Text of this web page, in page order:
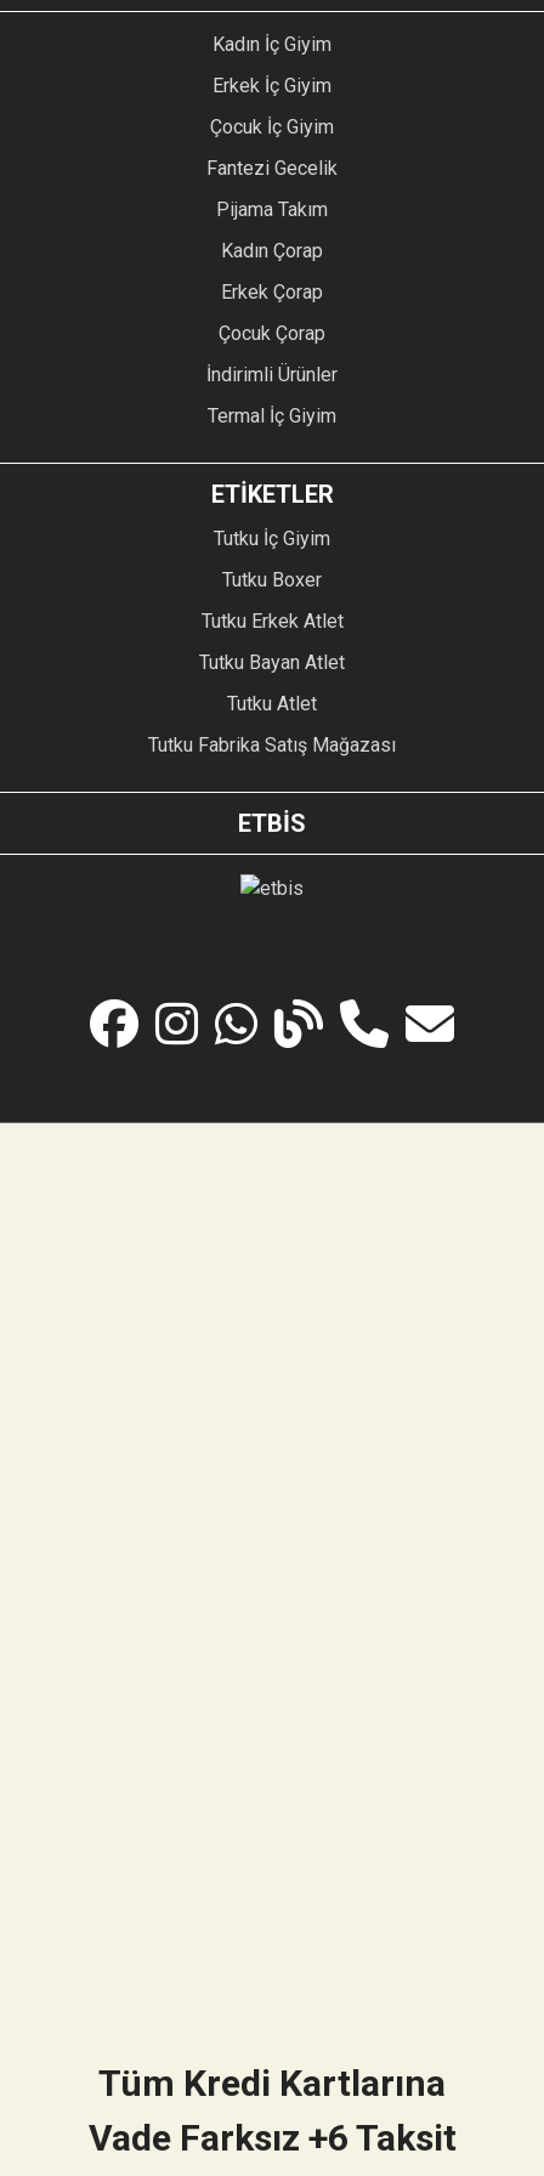
Kadın İç Giyim
Erkek İç Giyim
Çocuk İç Giyim
Fantezi Gecelik
Pijama Takım
Kadın Çorap
Erkek Çorap
Çocuk Çorap
İndirimli Ürünler
Termal İç Giyim
ETİKETLER
Tutku İç Giyim
Tutku Boxer
Tutku Erkek Atlet
Tutku Bayan Atlet
Tutku Atlet
Tutku Fabrika Satış Mağazası
ETBİS
Tüm Kredi Kartlarına
Vade Farksız +6 Taksit